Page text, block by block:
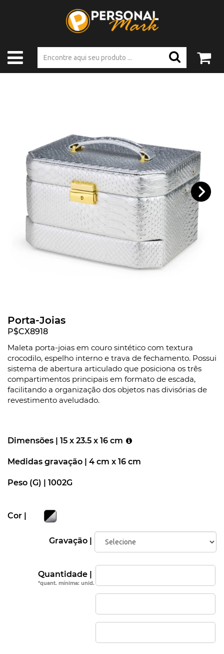
Porta-Joias
P$CX8918
Maleta porta-joias em couro sintético com textura
crocodilo, espelho interno e trava de fechamento. Possui
sistema de abertura articulado que posiciona os três
compartimentos principais em formato de escada,
facilitando a organização dos objetos nas divisórias de
revestimento aveludado.
Dimensões | 15 x 23.5 x 16 cm
Medidas gravação | 4 cm x 16 cm
Peso (G) | 1002G
Cor |
Gravação |
Quantidade |
*quant. mínima: unid.